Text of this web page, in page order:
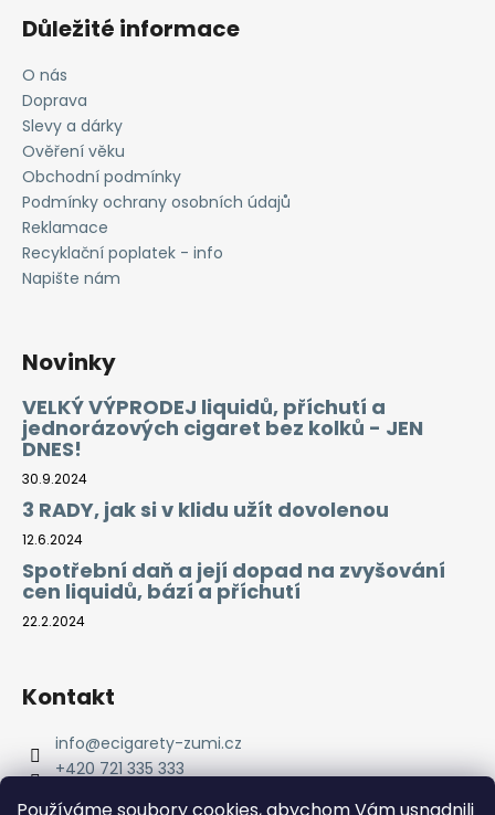
Důležité informace
O nás
Doprava
Slevy a dárky
Ověření věku
Obchodní podmínky
Podmínky ochrany osobních údajů
Reklamace
Recyklační poplatek - info
Napište nám
Novinky
VELKÝ VÝPRODEJ liquidů, příchutí a
jednorázových cigaret bez kolků - JEN
DNES!
30.9.2024
3 RADY, jak si v klidu užít dovolenou
12.6.2024
Spotřební daň a její dopad na zvyšování
cen liquidů, bází a příchutí
22.2.2024
Kontakt
info@ecigarety-zumi.cz
+420 721 335 333